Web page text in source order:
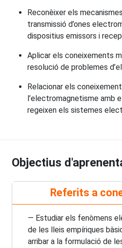
Reconèixer els
transmissió d’ones
dispositius emissors i
Aplicar els coneixements
resolució de problemes
Relacionar els
l’electromagnetisme amb
regeixen els sistemes
Objectius
Referits a
— Estudiar els fenòmens
de les lleis empíriques
arribar a la formulació de